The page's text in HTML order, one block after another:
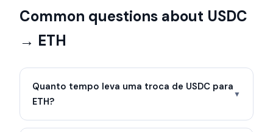
Common questions about USDC
→ ETH
Quanto tempo leva uma troca de USDC para
ETH?
▼